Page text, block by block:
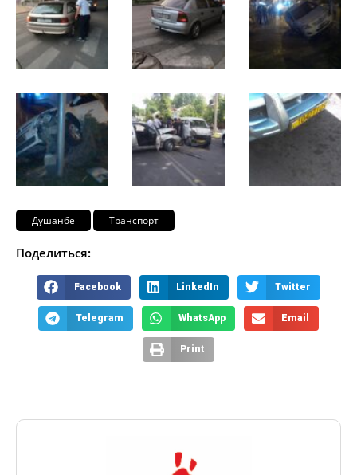
Душанбе Транспорт
Поделиться:
Facebook LinkedIn Twitter
Telegram WhatsApp Email
Print